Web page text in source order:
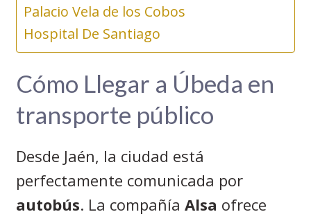
Palacio Vela de los Cobos
Hospital De Santiago
Cómo Llegar a Úbeda en
transporte público
Desde Jaén, la ciudad está
perfectamente comunicada por
autobús. La compañía Alsa ofrece